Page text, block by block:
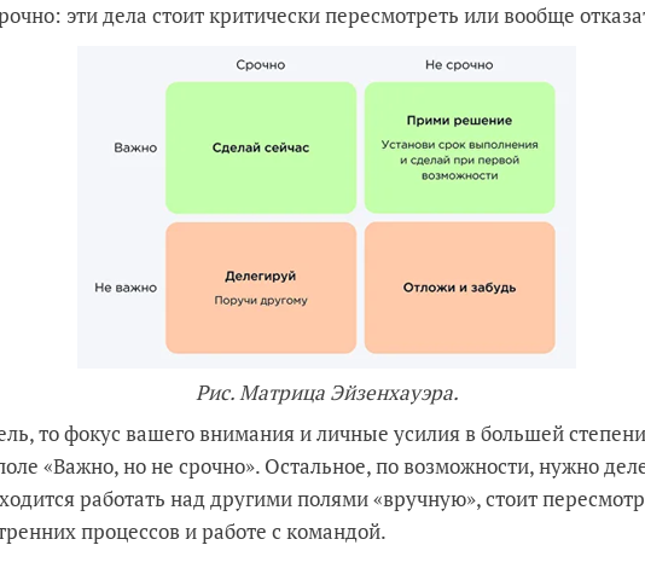
эти дела стоит критически пересмотреть или вообще
Рис. Матрица Эйзенхауэра.
то фокус вашего внимания и личные усилия в большей
«Важно, но не срочно». Остальное, по возможности, нужно
работать над другими полями «вручную», стоит
процессов и работе с командой.